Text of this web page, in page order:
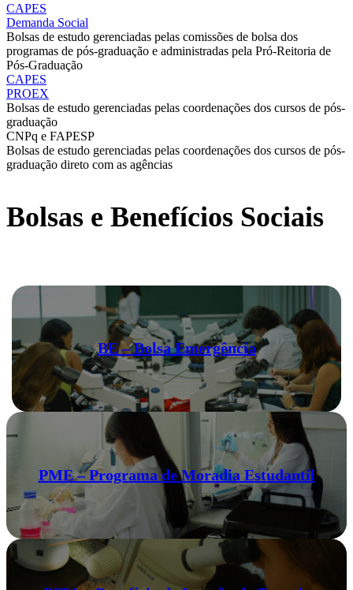
CAPES
Demanda Social
Bolsas de estudo gerenciadas pelas comissões de bolsa dos
programas de pós-graduação e administradas pela Pró-Reitoria de
Pós-Graduação
CAPES
PROEX
Bolsas de estudo gerenciadas pelas coordenações dos cursos de pós-
graduação
CNPq e FAPESP
Bolsas de estudo gerenciadas pelas coordenações dos cursos de pós-
graduação direto com as agências
Bolsas e Benefícios Sociais
BE – Bolsa Emergência
PME – Programa de Moradia Estudantil